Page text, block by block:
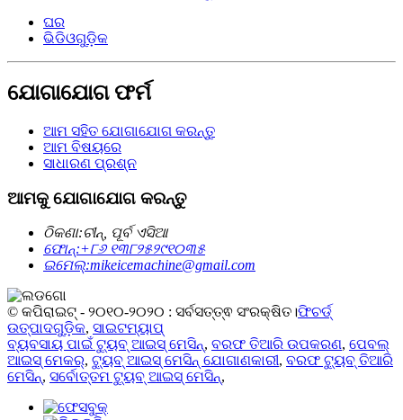
ଘର
ଭିଡିଓଗୁଡ଼ିକ
ଯୋଗାଯୋଗ ଫର୍ମ
ଆମ ସହିତ ଯୋଗାଯୋଗ କରନ୍ତୁ
ଆମ ବିଷୟରେ
ସାଧାରଣ ପ୍ରଶ୍ନ
ଆମକୁ ଯୋଗାଯୋଗ କରନ୍ତୁ
ଠିକଣା:ଚୀନ୍, ପୂର୍ବ ଏସିଆ
ଫୋନ୍:+୮୬ ୧୩୮୨୫୨୯୧୦୩୫
ଇମେଲ୍:mikeicemachine@gmail.com
© କପିରାଇଟ୍ - ୨୦୧୦-୨୦୨୦ : ସର୍ବସତ୍ତ୍ଵ ସଂରକ୍ଷିତ।ଫିଚର୍ଡ୍
ଉତ୍ପାଦଗୁଡ଼ିକ, ସାଇଟମ୍ୟାପ୍
ବ୍ୟବସାୟ ପାଇଁ ଟ୍ୟୁବ୍ ଆଇସ୍ ମେସିନ୍, ବରଫ ତିଆରି ଉପକରଣ, ପେବଲ୍
ଆଇସ୍ ମେକର୍, ଟ୍ୟୁବ୍ ଆଇସ୍ ମେସିନ୍ ଯୋଗାଣକାରୀ, ବରଫ ଟ୍ୟୁବ୍ ତିଆରି
ମେସିନ୍, ସର୍ବୋତ୍ତମ ଟ୍ୟୁବ୍ ଆଇସ୍ ମେସିନ୍,